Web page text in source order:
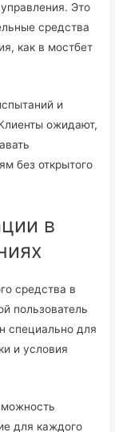
Это
средства
как в мостбет
и
ожидают,
без открытого
в
средства в
пользователь
специально для
и условия
для каждого